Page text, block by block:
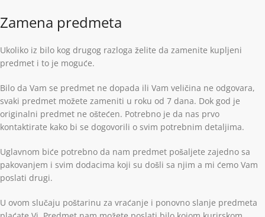
Zamena predmeta
Ukoliko iz bilo kog drugog razloga želite da zamenite kupljeni
predmet i to je moguće.
Bilo da Vam se predmet ne dopada ili Vam veličina ne odgovara,
svaki predmet možete zameniti u roku od 7 dana. Dok god je
originalni predmet ne oštećen. Potrebno je da nas prvo
kontaktirate kako bi se dogovorili o svim potrebnim detaljima.
Uglavnom biće potrebno da nam predmet pošaljete zajedno sa
pakovanjem i svim dodacima koji su došli sa njim a mi ćemo Vam
poslati drugi.
U ovom slučaju poštarinu za vraćanje i ponovno slanje predmeta